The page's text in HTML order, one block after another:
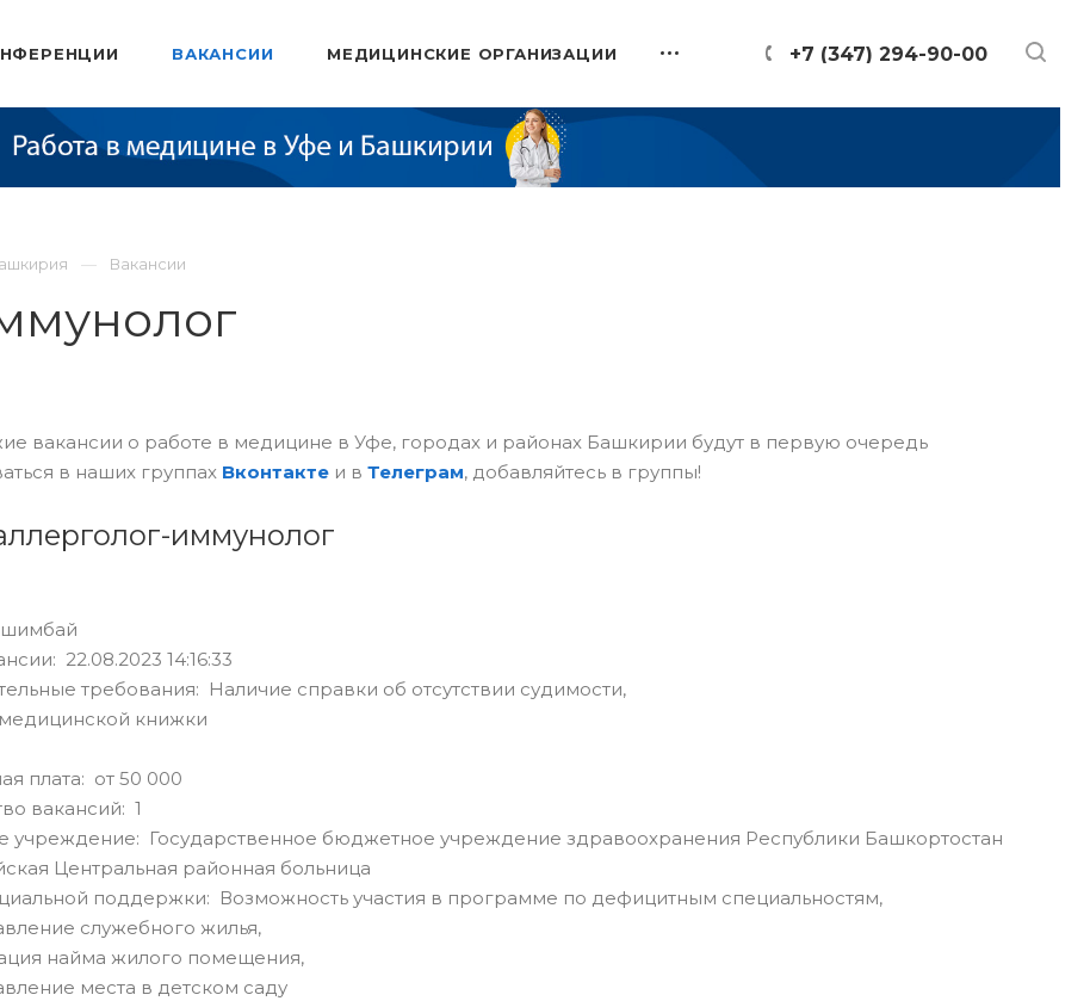
+7 (347) 294-90-00
ВАКАНСИИ МЕДИЦИНСКИЕ ОРГАНИЗАЦИИ
Вакансии
вакансии о работе в медицине в Уфе, городах и районах Башкирии будут в первую очередь
в наших группах Вконтактеи в Телеграм, добавляйтесь в группы!
иммунолог
22.08.2023 14:16:33
требования: Наличие справки об отсутствии судимости,
книжки
плата: от 50 000
вакансий: 1
учреждение: Государственное бюджетное учреждение здравоохранения Республики Башкортостан
Центральная районная больница
поддержки: Возможность участия в программе по дефицитным специальностям,
служебного жилья,
найма жилого помещения,
места в детском саду